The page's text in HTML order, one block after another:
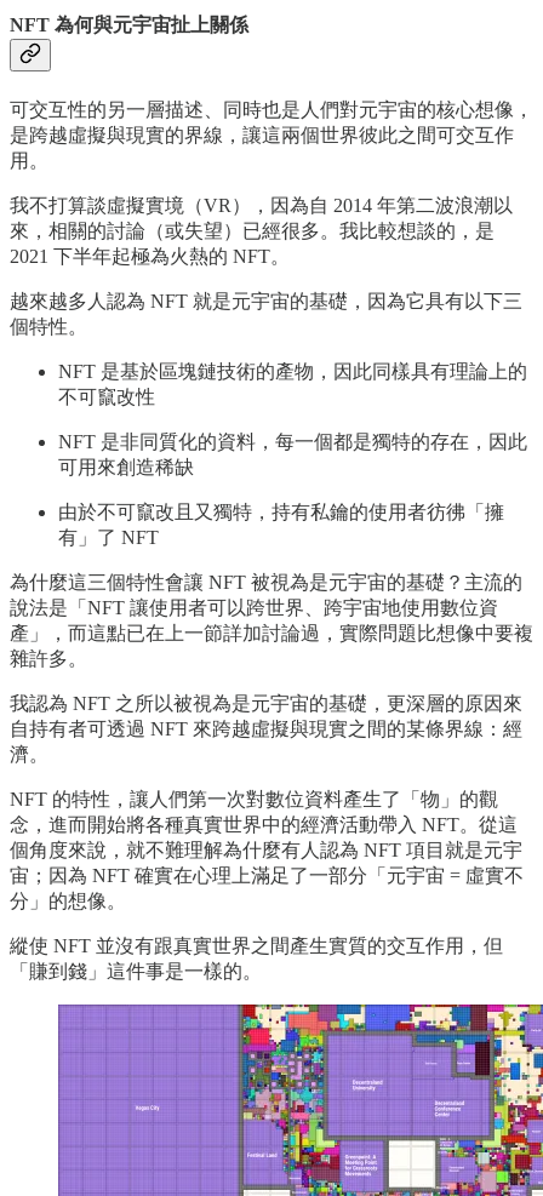
NFT 為何與元宇宙扯上關係
可交互性的另一層描述、同時也是人們對元宇宙的核心想像，
是跨越虛擬與現實的界線，讓這兩個世界彼此之間可交互作
用。
我不打算談虛擬實境（VR），因為自 2014 年第二波浪潮以
來，相關的討論（或失望）已經很多。我比較想談的，是
2021 下半年起極為火熱的 NFT。
越來越多人認為 NFT 就是元宇宙的基礎，因為它具有以下三
個特性。
NFT 是基於區塊鏈技術的產物，因此同樣具有理論上的
不可竄改性
NFT 是非同質化的資料，每一個都是獨特的存在，因此
可用來創造稀缺
由於不可竄改且又獨特，持有私鑰的使用者彷彿「擁
有」了 NFT
為什麼這三個特性會讓 NFT 被視為是元宇宙的基礎？主流的
說法是「NFT 讓使用者可以跨世界、跨宇宙地使用數位資
產」，而這點已在上一節詳加討論過，實際問題比想像中要複
雜許多。
我認為 NFT 之所以被視為是元宇宙的基礎，更深層的原因來
自持有者可透過 NFT 來跨越虛擬與現實之間的某條界線：經
濟。
NFT 的特性，讓人們第一次對數位資料產生了「物」的觀
念，進而開始將各種真實世界中的經濟活動帶入 NFT。從這
個角度來說，就不難理解為什麼有人認為 NFT 項目就是元宇
宙；因為 NFT 確實在心理上滿足了一部分「元宇宙 = 虛實不
分」的想像。
縱使 NFT 並沒有跟真實世界之間產生實質的交互作用，但
「賺到錢」這件事是一樣的。